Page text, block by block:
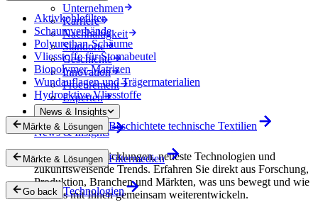
Unternehmen
Karriere
Nachhaltigkeit
Standorte
Geschichte
Innovation
Procurement
Experten
News & Insights
News & Insights
Innovative Entwicklungen, neueste Technologien und
zukunftsweisende Trends. Erfahren Sie direkt aus Forschung,
Produktion, Branchen und Märkten, was uns bewegt und wie
wir uns mit Ihnen gemeinsam weiterentwickeln.
Aktivkohlefilter
Schaumverbände
Polyurethan-Schäume
Vliesstoffe für Stomabeutel
Biopolymer-Matrizen
Wundauflagen und Trägermaterialien
Hydroaktive Vliesstoffe
Märkte & Lösungen Beschichtete technische Textilien
Märkte & Lösungen Filtermedien
Go back Technologien